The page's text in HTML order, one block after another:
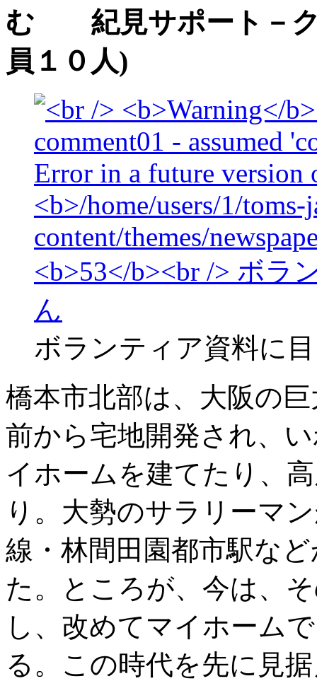
む 紀見サポート－ク
員１０人)
ボランティア資料に
橋本市北部は、大阪の
前から宅地開発され、
イホームを建てたり、
り。大勢のサラリーマ
線・林間田園都市駅な
た。ところが、今は、
し、改めてマイホーム
る。この時代を先に見